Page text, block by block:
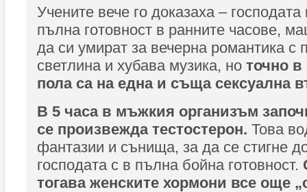
Учените вече го доказаха –
пълна готовност в ранните часове,
да си умират за вечерна романтика с
светлина и хубава музика, но точно в
пола са на една и съща сексуална
В 5 часа в мъжкия организъм
се произвежда тестостерон. Това
фантазии и сънища, за да се стигне
господата с в пълна бойна готовност.
тогава женските хормони все още